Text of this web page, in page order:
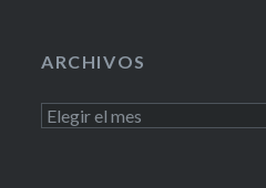
ARCHIVOS
Archivos